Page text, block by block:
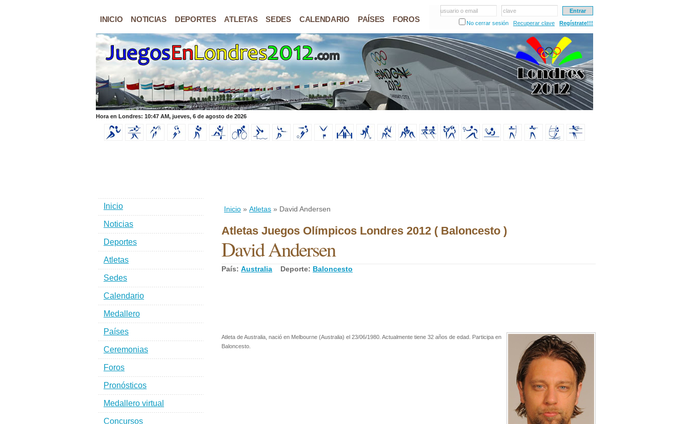
INICIO NOTICIAS DEPORTES ATLETAS SEDES CALENDARIO PAÍSES FOROS
usuario o email
clave
No cerrar sesión
Recuperar clave Regístrate!!!
Hora en Londres: 10:47 AM, jueves, 6 de agosto de 2026
Inicio » Atletas » David Andersen
Atletas Juegos Olímpicos Londres 2012 ( Baloncesto )
David Andersen
País: Australia Deporte: Baloncesto
Atleta de Australia, nació en Melbourne (Australia) el 23/06/1980. Actualmente tiene 32 años de edad. Participa en
Baloncesto.
Inicio
Noticias
Deportes
Atletas
Sedes
Calendario
Medallero
Países
Ceremonias
Foros
Pronósticos
Medallero virtual
Concursos